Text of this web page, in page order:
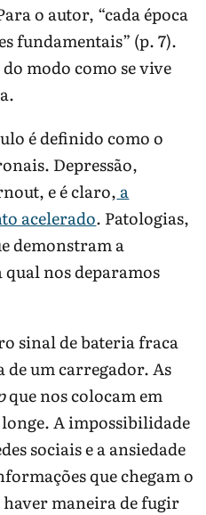
o autor, “cada época
fundamentais” (p. 7).
modo como se vive
é definido como o
Depressão,
e é claro, a
acelerado. Patologias,
demonstram a
nos deparamos
sinal de bateria fraca
um carregador. As
que nos colocam em
A impossibilidade
sociais e a ansiedade
que chegam o
maneira de fugir